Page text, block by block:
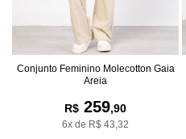
Conjunto Feminino Molecotton Gaia
Areia
R$ 259,90
6x de R$ 43,32